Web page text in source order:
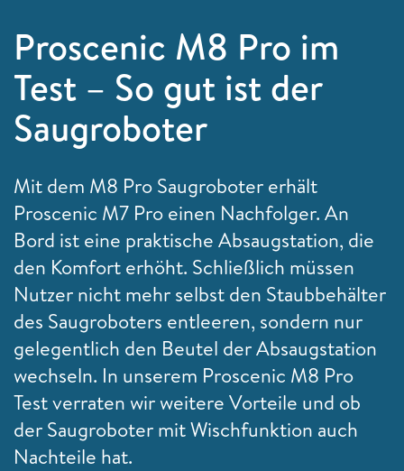
Proscenic M8 Pro im
Test – So gut ist der
Saugroboter
Mit dem M8 Pro Saugroboter erhält
Proscenic M7 Pro einen Nachfolger. An
Bord ist eine praktische Absaugstation, die
den Komfort erhöht. Schließlich müssen
Nutzer nicht mehr selbst den Staubbehälter
des Saugroboters entleeren, sondern nur
gelegentlich den Beutel der Absaugstation
wechseln. In unserem Proscenic M8 Pro
Test verraten wir weitere Vorteile und ob
der Saugroboter mit Wischfunktion auch
Nachteile hat.